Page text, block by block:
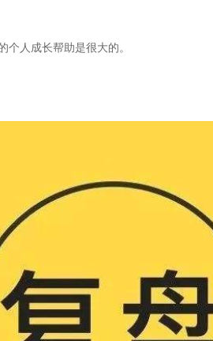
人成长帮助是很大的。